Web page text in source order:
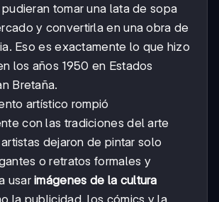
tomar una lata de sopa
y convertirla en una obra de
Eso es exactamente lo que hizo
los años 1950 en Estados
Bretaña.
artístico rompió
con las tradiciones del arte
dejaron de pintar solo
o retratos formales y
usarimágenes de la cultura